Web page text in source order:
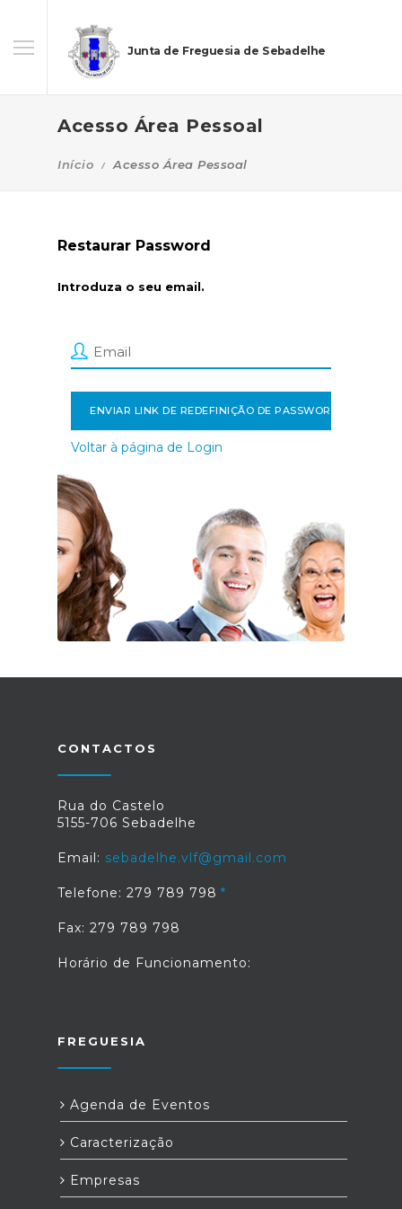
Junta de Freguesia de Sebadelhe
Acesso Área Pessoal
Início Acesso Área Pessoal
Restaurar Password
Introduza o seu email.
ENVIAR LINK DE REDEFINIÇÃO DE PASSWORD
Voltar à página de Login
CONTACTOS
Rua do Castelo
5155-706 Sebadelhe
Email: sebadelhe.vlf@gmail.com
Telefone: 279 789 798
Fax: 279 789 798
Horário de Funcionamento:
FREGUESIA
Agenda de Eventos
Caracterização
Empresas